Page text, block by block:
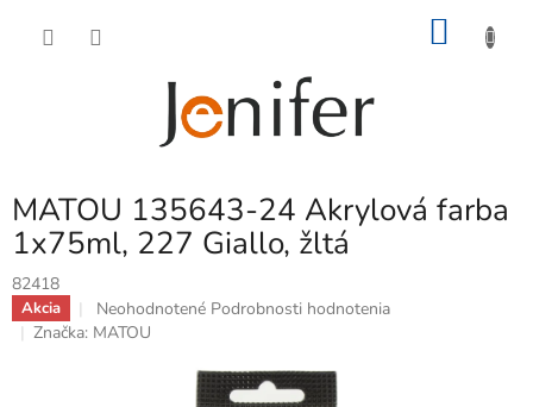
MATOU 135643-24 Akrylová farba
1x75ml, 227 Giallo, žltá
82418
Akcia
Priemerné
hodnotenie
Neohodnotené Podrobnosti hodnotenia
Značka: MATOU